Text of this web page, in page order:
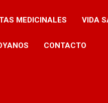
MEDICINALES VIDA
CONTACTO